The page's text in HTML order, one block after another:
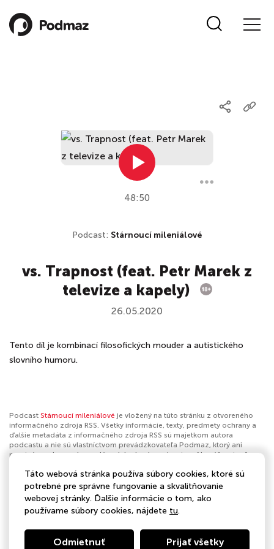
48:50
Podcast: Stárnoucí mileniálové
vs. Trapnost (feat. Petr Marek z
televize a kapely)
26.05.2020
Tento díl je kombinací filosofických mouder a autistického
slovního humoru.
Podcast Stárnoucí mileniálové je vložený na túto stránku z otvoreného
informačného zdroja RSS. Všetky informácie, texty, predmety ochrany a
ďalšie metadáta z informačného zdroja RSS sú majetkom autora
podcastu a nie sú vlastníctvom prevádzkovateľa Podmaz, ktorý ani
nevytvára ani nezodpovedá za ich obsah podcastov. Ak máš za to, že
nahlásiť obsah. Ak je toto tvoj podcast a chceš získať kontrolu nad týmto
profilomklikni sem.
Autor:GoOut
Kategórie: Spoločnosť a kultúra,
Táto webová stránka používa súbory cookies, ktoré sú
potrebné pre správne fungovanie a skvalitňovanie
webovej stránky. Ďalšie informácie o tom, ako
používame súbory cookies, nájdete tu.
Odmietnuť Prijať všetky